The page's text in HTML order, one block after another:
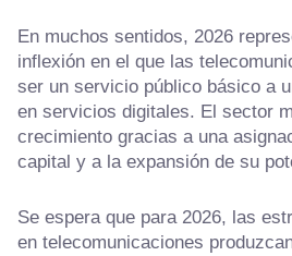
En muchos sentidos, 2026
inflexión en el que las
ser un servicio público básico a
en servicios digitales. El sector
crecimiento gracias a una
capital y a la expansión de su
Se espera que para 2026, las
en telecomunicaciones